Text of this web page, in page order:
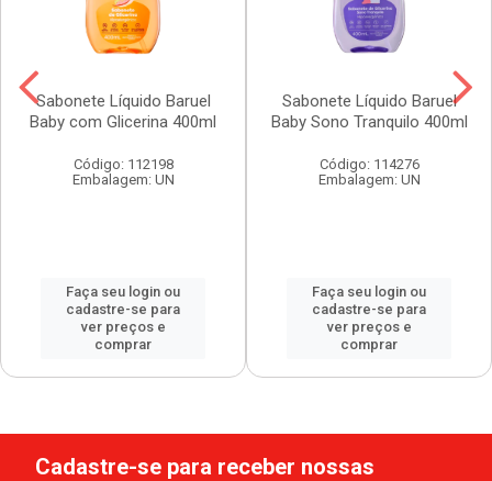
Sabonete Líquido Baruel
Baby com Glicerina 400ml
Código: 112198
Embalagem: UN
Faça seu login ou
cadastre-se para
ver preços e
comprar
Sabonete Líquido Baruel
Baby Sono Tranquilo 400ml
Código: 114276
Embalagem: UN
Faça seu login ou
cadastre-se para
ver preços e
comprar
Cadastre-se para receber nossas